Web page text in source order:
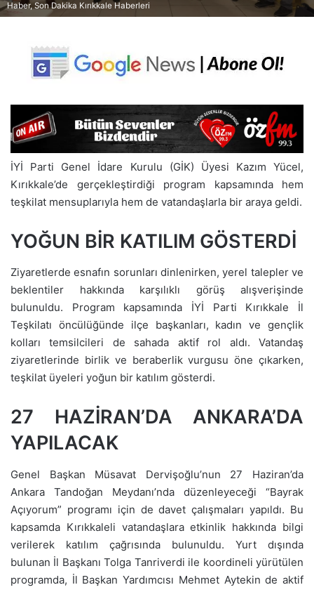
Haber, Son Dakika Kırıkkale Haberleri
İYİ Parti Genel İdare Kurulu (GİK) Üyesi Kazım Yücel,
Kırıkkale’de gerçekleştirdiği program kapsamında hem
teşkilat mensuplarıyla hem de vatandaşlarla bir araya geldi.
YOĞUN BİR KATILIM GÖSTERDİ
Ziyaretlerde esnafın sorunları dinlenirken, yerel talepler ve
beklentiler hakkında karşılıklı görüş alışverişinde
bulunuldu. Program kapsamında İYİ Parti Kırıkkale İl
Teşkilatı öncülüğünde ilçe başkanları, kadın ve gençlik
kolları temsilcileri de sahada aktif rol aldı. Vatandaş
ziyaretlerinde birlik ve beraberlik vurgusu öne çıkarken,
teşkilat üyeleri yoğun bir katılım gösterdi.
27 HAZİRAN’DA ANKARA’DA
YAPILACAK
Genel Başkan Müsavat Dervişoğlu’nun 27 Haziran’da
Ankara Tandoğan Meydanı’nda düzenleyeceği “Bayrak
Açıyorum” programı için de davet çalışmaları yapıldı. Bu
kapsamda Kırıkkaleli vatandaşlara etkinlik hakkında bilgi
verilerek katılım çağrısında bulunuldu. Yurt dışında
bulunan İl Başkanı Tolga Tanriverdi ile koordineli yürütülen
programda, İl Başkan Yardımcısı Mehmet Aytekin de aktif